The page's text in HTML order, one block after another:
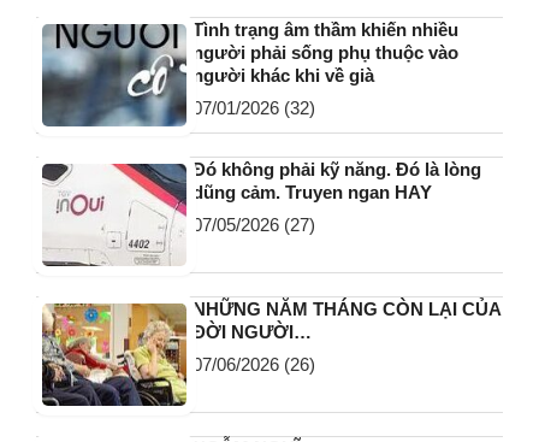
Tình trạng âm thầm khiến nhiều
người phải sống phụ thuộc vào
người khác khi về già
07/01/2026 (32)
Đó không phải kỹ năng. Đó là lòng
dũng cảm. Truyen ngan HAY
07/05/2026 (27)
NHỮNG NĂM THÁNG CÒN LẠI CỦA
ĐỜI NGƯỜI…
07/06/2026 (26)